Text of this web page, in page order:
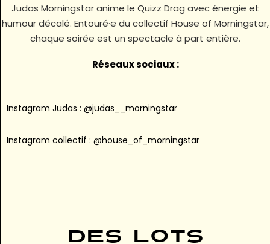
Judas Morningstar anime le Quizz Drag avec énergie et
humour décalé. Entouré·e du collectif House of Morningstar,
chaque soirée est un spectacle à part entière.
Réseaux sociaux :
Instagram Judas : @judas__morningstar
Instagram collectif : @house_of_morningstar
Des lots